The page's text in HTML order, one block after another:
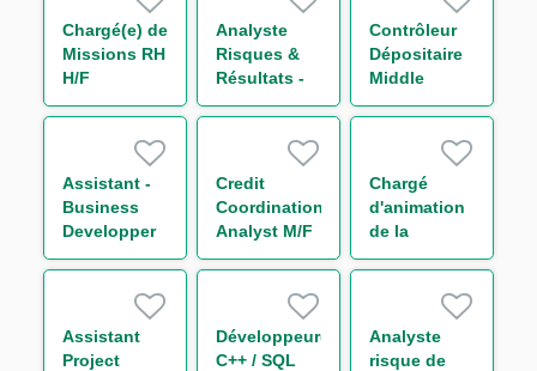
Chargé(e) de
Missions RH
H/F
Analyste
Risques &
Résultats -
Equity
Contrôleur
Dépositaire
Middle
Office
Assistant -
Business
Developper
H/F
Credit
Coordination
Analyst M/F
Chargé
d'animation
de la
communauté
Market IT
H/F
Assistant
Project
Développeur(euse)
C++ / SQL
Analyste
risque de